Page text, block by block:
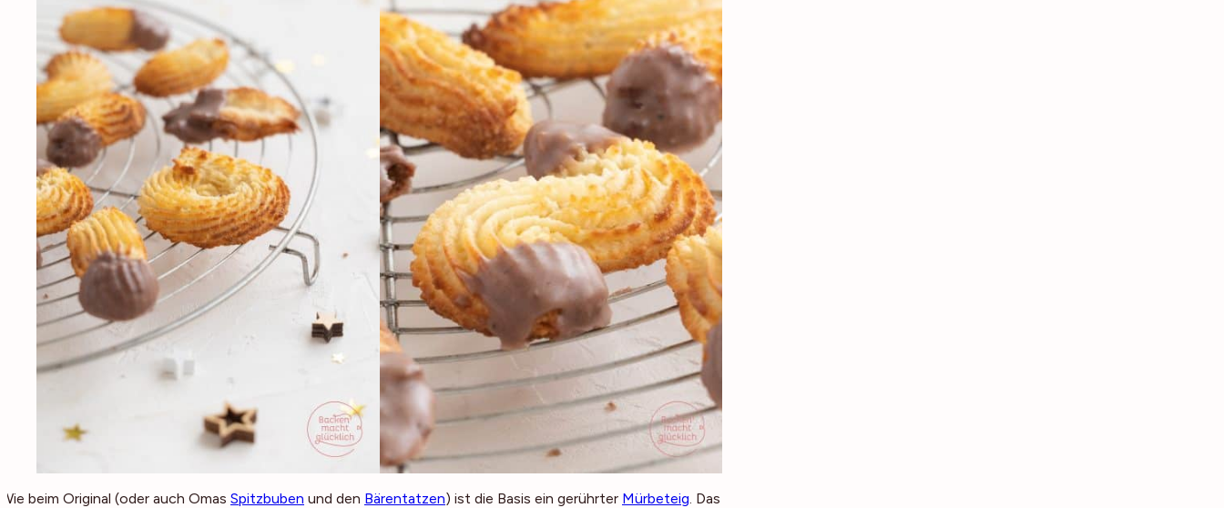
Wie beim Original (oder auch Omas Spitzbuben und den Bärentatzen) ist die Basis ein gerührter Mürbeteig . Das